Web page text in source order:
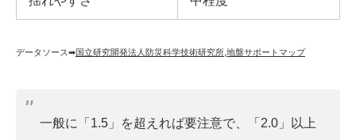
データソース➡︎国立研究開発法人防災科学技術研究所 地盤サポートマップ
一般に「1.5」を超えれば要注意で、「2.0」以上